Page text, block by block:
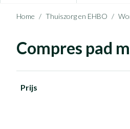
Home / Thuiszorg en EHBO /
Compres pad
Prijs